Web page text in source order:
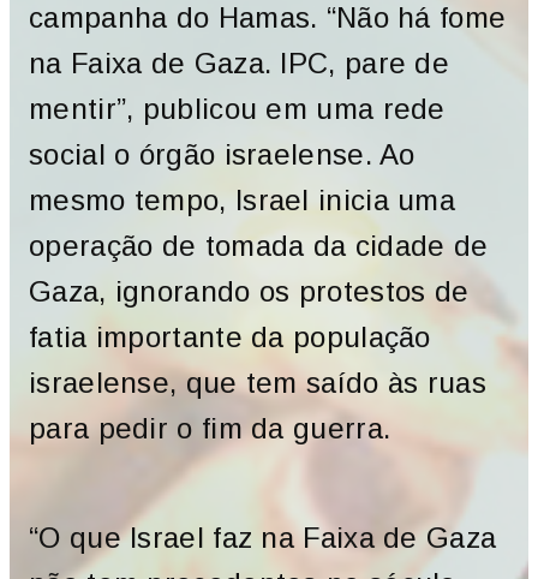
campanha do Hamas. “Não há fome
na Faixa de Gaza. IPC, pare de
mentir”, publicou em uma rede
social o órgão israelense. Ao
mesmo tempo, Israel inicia uma
operação de tomada da cidade de
Gaza, ignorando os protestos de
fatia importante da população
israelense, que tem saído às ruas
para pedir o fim da guerra.
“O que Israel faz na Faixa de Gaza